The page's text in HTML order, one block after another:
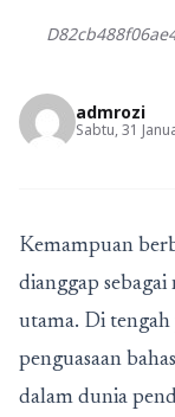
admrozi
Sabtu, 31
Kemampuan
dianggap
utama. Di tengah
penguasaan
dalam dunia